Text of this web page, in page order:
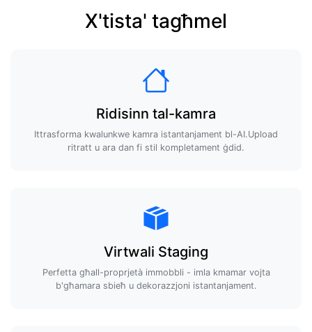
X'tista' tagħmel
Ridisinn tal-kamra
Ittrasforma kwalunkwe kamra istantanjament bl-AI.Upload
ritratt u ara dan fi stil kompletament ġdid.
Virtwali Staging
Perfetta għall-proprjetà immobbli - imla kmamar vojta
b'għamara sbieħ u dekorazzjoni istantanjament.